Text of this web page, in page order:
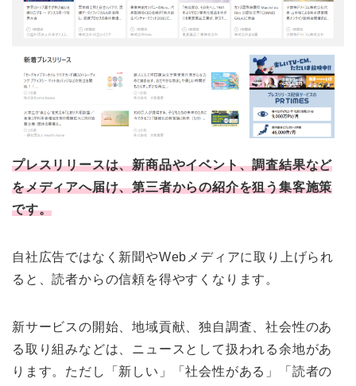
プレスリリースは、新商品やイベント、調査結果など
をメディアへ届け、第三者からの紹介を狙う集客施策
です。
自社広告ではなく新聞やWebメディアに取り上げられ
ると、読者からの信頼を得やすくなります。
新サービスの開始、地域貢献、独自調査、社会性のあ
る取り組みなどは、ニュースとして扱われる余地があ
ります。ただし「新しい」「社会性がある」「読者の